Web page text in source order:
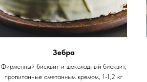
Зебра
Фирменный бисквит и шоколадный бисквит,
пропитанные сметанным кремом, 1-1,2 кг